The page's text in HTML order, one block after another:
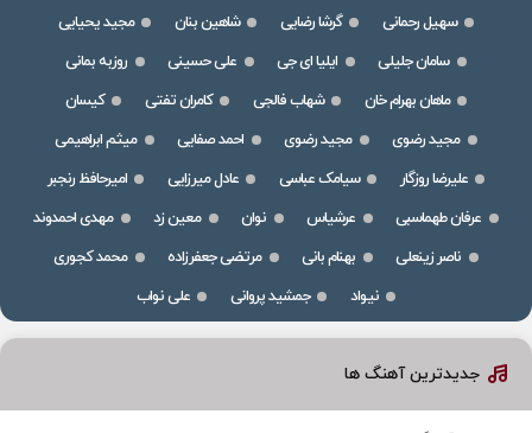
سهیل رحمانی
گرشا رضایی شاهین بنان
مجید یحیایی
سامان جلیلی
ایلیا ای جی علی حسینی
روزبه بمانی
ماهان بهرام خان
شهاب فالجی کامران تفتی
کیسان
مجید رضوی
مجید رضوی احمد صفایی
میثم ابراهیمی
علیرضا روزگار
سیامک عباسی عادل میرزایی
امیرحافظ رنجبر
عرفان طهماسبی
عرشیاس نوان معین زد
مهدی احمدوند
ناصر زینعلی
بهنام بانی مرتضی جعفرزاده
محمد کجوری
نیواد
جمشید پروانی علی نواب
جدیدترین آهنگ ها